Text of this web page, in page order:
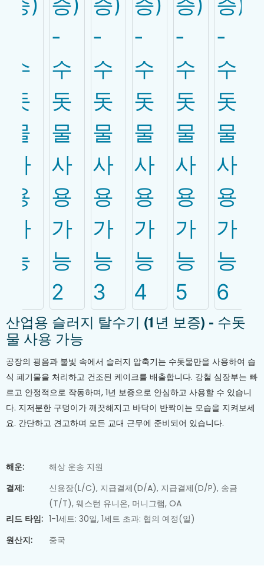
산업용 슬러지 탈수기 (1년 보증) - 수돗
물 사용 가능
공장의 굉음과 불빛 속에서 슬러지 압축기는 수돗물만을 사용하여 습
식 폐기물을 처리하고 건조된 케이크를 배출합니다. 강철 심장부는 빠
르고 안정적으로 작동하며, 1년 보증으로 안심하고 사용할 수 있습니
다. 지저분한 구덩이가 깨끗해지고 바닥이 반짝이는 모습을 지켜보세
요. 간단하고 견고하며 모든 교대 근무에 준비되어 있습니다.
해운:
해상 운송 지원
결제:
신용장(L/C), 지급결제(D/A), 지급결제(D/P), 송금
(T/T), 웨스턴 유니온, 머니그램, OA
리드 타임: 1-1세트: 30일, 1세트 초과: 협의 예정(일)
원산지:
중국